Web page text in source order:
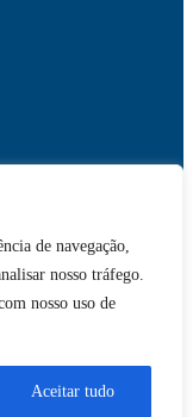
de navegação,
nosso tráfego.
nosso uso de
Aceitar tudo